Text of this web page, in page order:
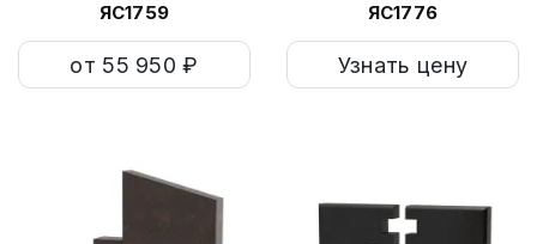
ЯС1759
от 55 950 ₽
ЯС1776
Узнать цену